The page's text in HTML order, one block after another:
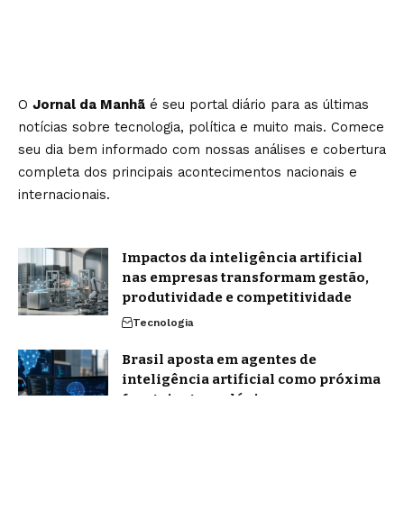
O Jornal da Manhã é seu portal diário para as últimas
notícias sobre tecnologia, política e muito mais. Comece
seu dia bem informado com nossas análises e cobertura
completa dos principais acontecimentos nacionais e
internacionais.
Impactos da inteligência artificial
nas empresas transformam gestão,
produtividade e competitividade
Tecnologia
Brasil aposta em agentes de
inteligência artificial como próxima
fronteira tecnológica